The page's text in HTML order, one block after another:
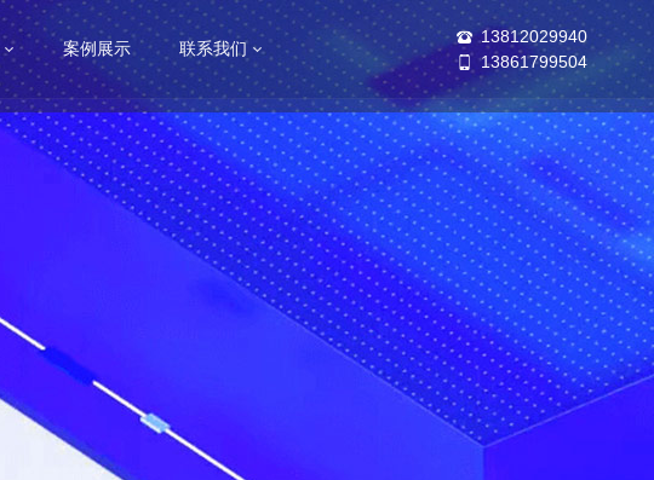
案例展示 联系我们
13812029940
13861799504